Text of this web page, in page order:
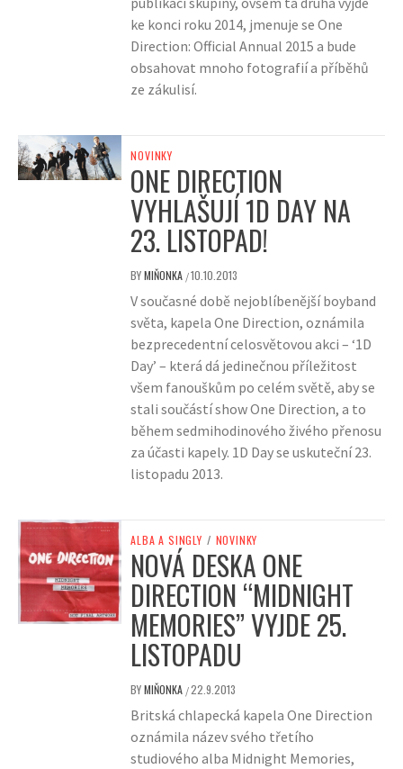
ke konci roku 2014, jmenuje se One
Direction: Official Annual 2015 a bude
obsahovat mnoho fotografií a příběhů
ze zákulisí.
NOVINKY
ONE DIRECTION
VYHLAŠUJÍ 1D DAY NA
23. LISTOPAD!
BYMIŇONKA /10.10.2013
V současné době nejoblíbenější boyband
světa, kapela One Direction, oznámila
bezprecedentní celosvětovou akci – ‘1D
Day’ – která dá jedinečnou příležitost
všem fanouškům po celém světě, aby se
stali součástí show One Direction, a to
během sedmihodinového živého přenosu
za účasti kapely. 1D Day se uskuteční 23.
listopadu 2013.
ALBA A SINGLY / NOVINKY
NOVÁ DESKA ONE
DIRECTION “MIDNIGHT
MEMORIES” VYJDE 25.
LISTOPADU
BYMIŇONKA /22.9.2013
Britská chlapecká kapela One Direction
oznámila název svého třetího
studiového alba Midnight Memories,